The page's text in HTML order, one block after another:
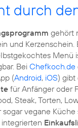
durch
gehört
und Kerzenschein.
Menü
Bei Chefkoch.de
(Android, iOS) gibt
für Anfänger oder
Steak, Torten,
sogar vegane Küche